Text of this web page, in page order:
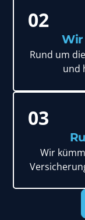
02
Wir
Rund um
und
03
Wir